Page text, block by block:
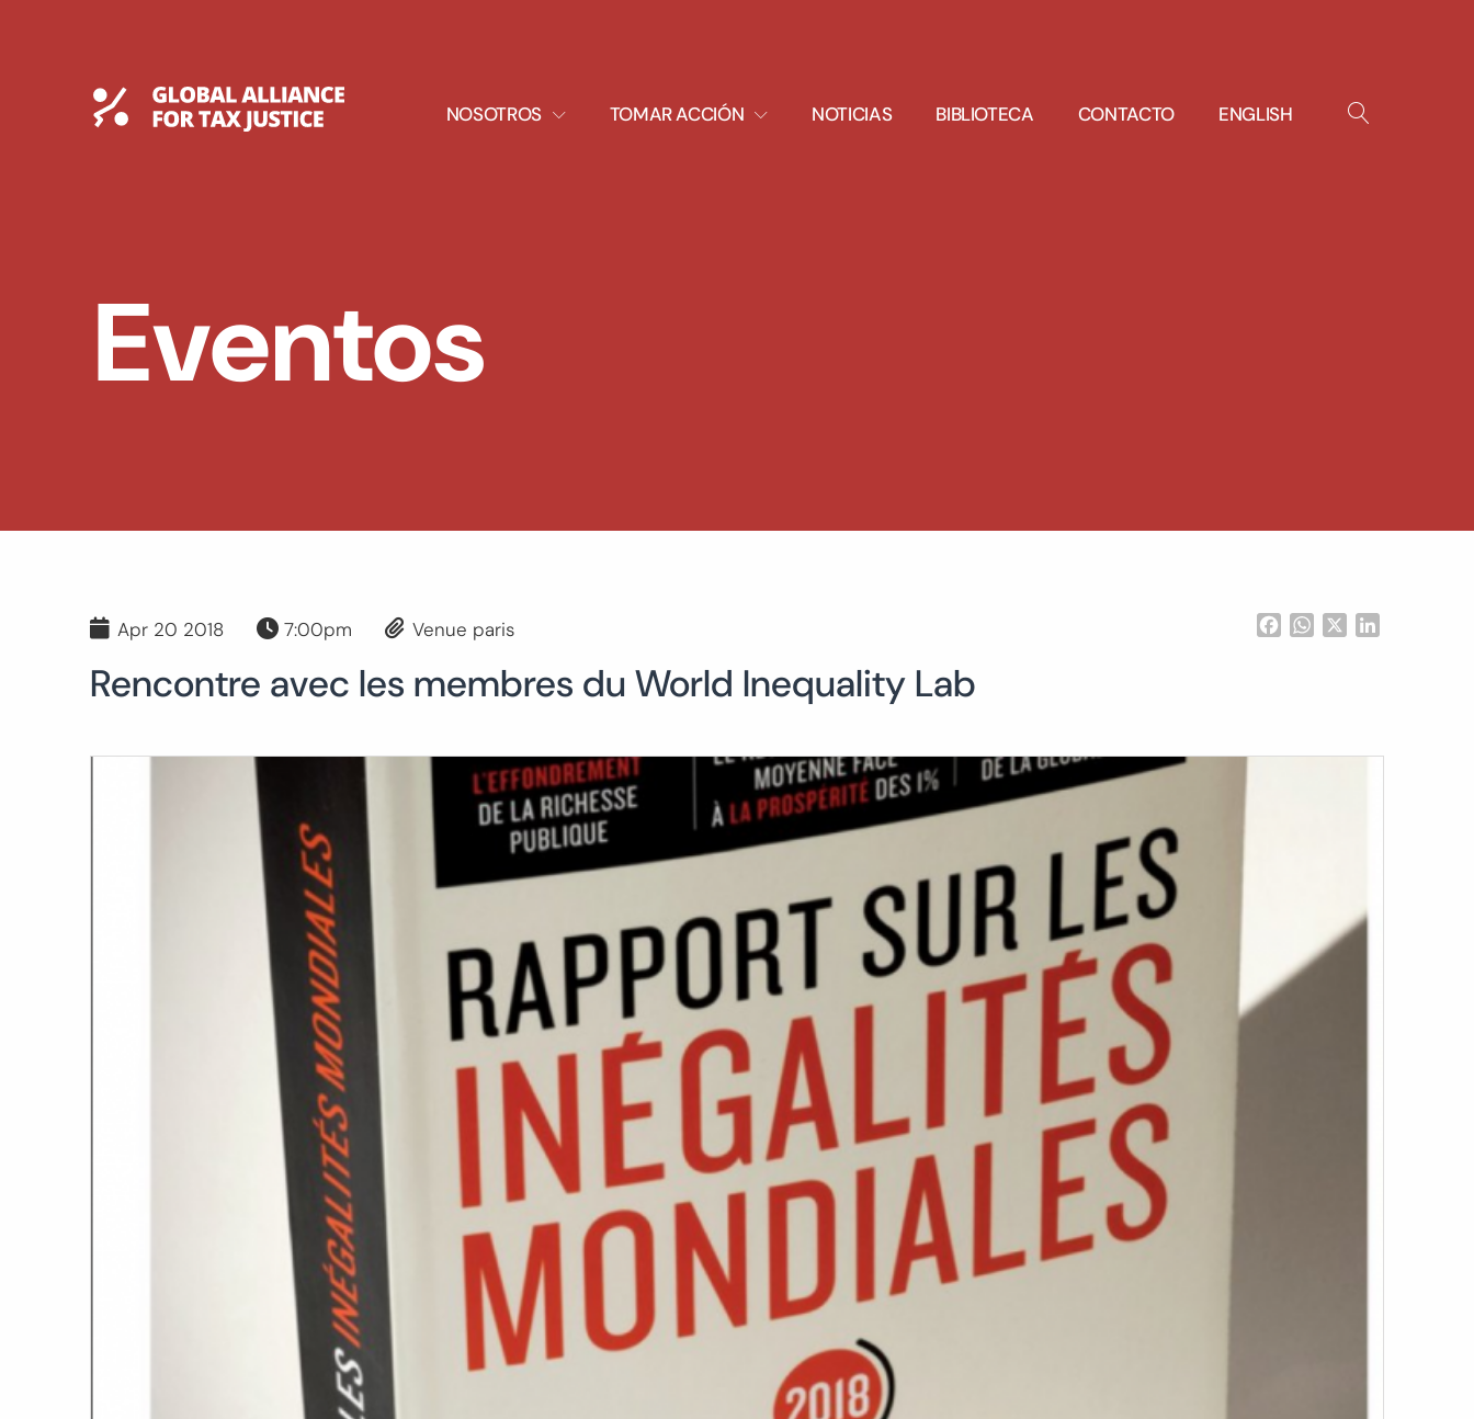
Global Tax Justice NOSOTROS
EXPAND
DROPDOWN
TOMAR ACCIÓN
EXPAND
DROPDOWN
NOTICIAS BIBLIOTECA CONTACTO ENGLISH
Eventos
Apr 20 2018 7:00pm Venue paris FacebookWhatsApp
Rencontre avec les membres du World Inequality Lab